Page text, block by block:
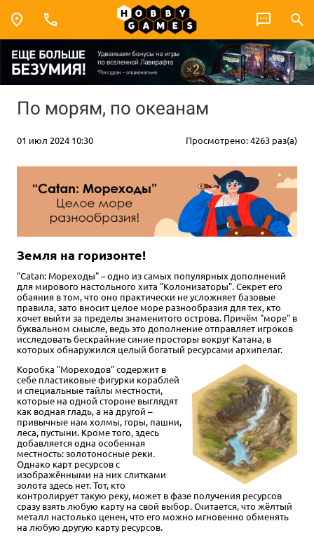
По морям, по океанам
01 июл 2024 10:30 Просмотрено: 4263 раз(а)
Земля на горизонте!
"Catan: Мореходы" – одно из самых популярных дополнений
для мирового настольного хита "Колонизаторы". Секрет его
обаяния в том, что оно практически не усложняет базовые
правила, зато вносит целое море разнообразия для тех, кто
хочет выйти за пределы знаменитого острова. Причём "море" в
буквальном смысле, ведь это дополнение отправляет игроков
исследовать бескрайние синие просторы вокруг Катана, в
которых обнаружился целый богатый ресурсами архипелаг.
Коробка "Мореходов" содержит в
себе пластиковые фигурки кораблей
и специальные тайлы местности,
которые на одной стороне выглядят
как водная гладь, а на другой –
привычные нам холмы, горы, пашни,
леса, пустыни. Кроме того, здесь
добавляется одна особенная
местность: золотоносные реки.
Однако карт ресурсов с
изображёнными на них слитками
золота здесь нет. Тот, кто
контролирует такую реку, может в фазе получения ресурсов
сразу взять любую карту на свой выбор. Считается, что жёлтый
металл настолько ценен, что его можно мгновенно обменять
на любую другую карту ресурсов.